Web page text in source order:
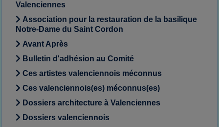
Valenciennes
Association pour la restauration de la basilique
Notre-Dame du Saint Cordon
Avant Après
Bulletin d'adhésion au Comité
Ces artistes valenciennois méconnus
Ces valenciennois(es) méconnus(es)
Dossiers architecture à Valenciennes
Dossiers valenciennois